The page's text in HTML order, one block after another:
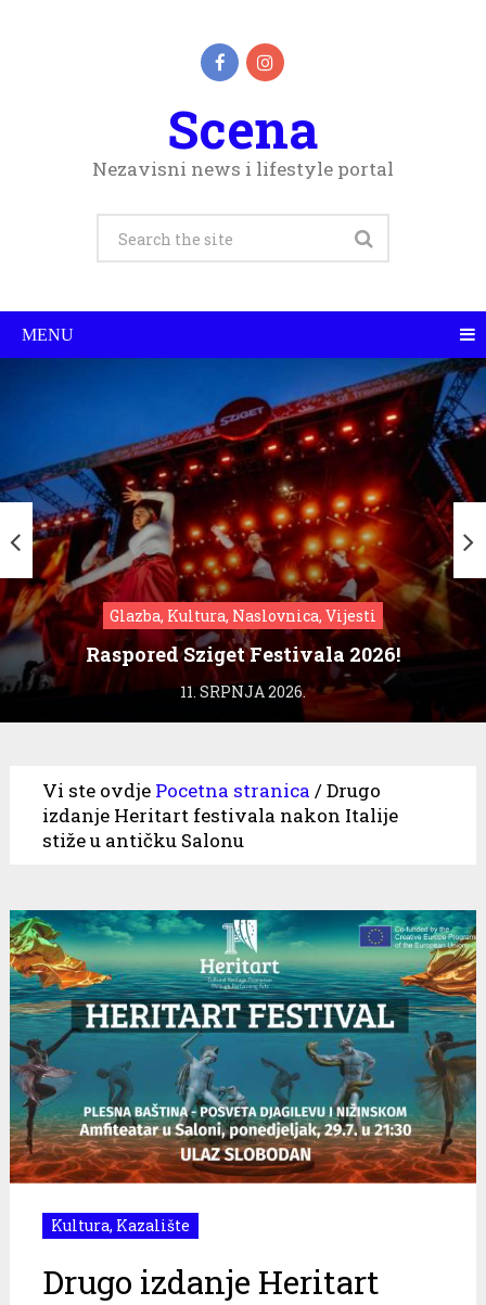
Scena
Nezavisni news i lifestyle portal
MENU
Glazba, Kultura, Naslovnica, Vijesti
Raspored Sziget Festivala 2026!
11. SRPNJA 2026.
Vi ste ovdje Pocetna stranica /Drugo
izdanje Heritart festivala nakon Italije
stiže u antičku Salonu
Kultura, Kazalište
Drugo izdanje Heritart